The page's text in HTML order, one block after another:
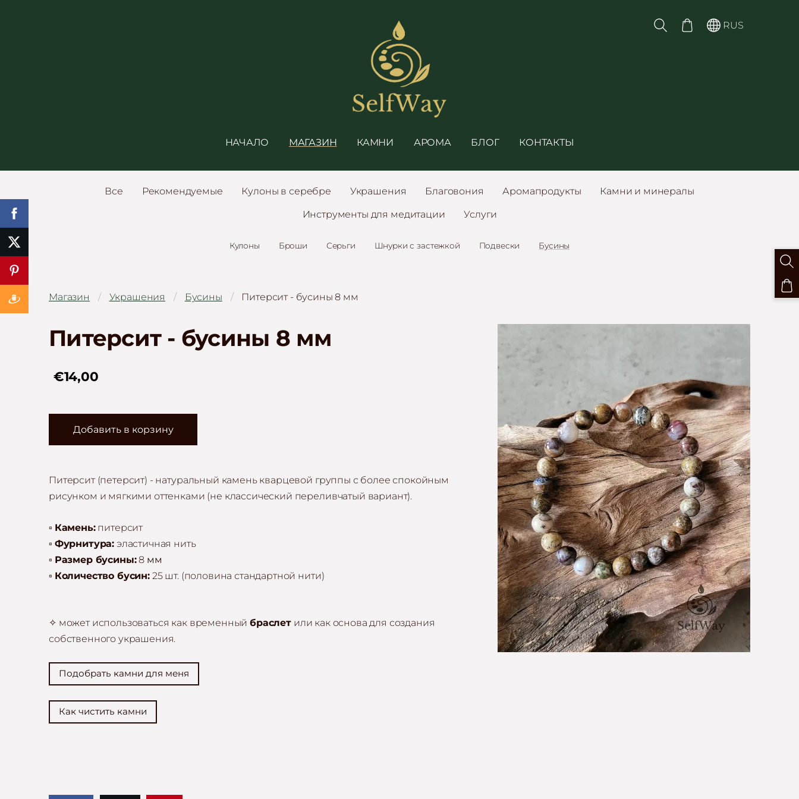
НАЧАЛО МАГАЗИН КАМНИ АРОМА БЛОГ КОНТАКТЫ
RUS
Все Рекомендуемые Кулоны в серебре Украшения Благовония Аромапродукты Камни и минералы
Инструменты для медитации Услуги
Кулоны Броши Серьги Шнурки с застежкой Подвески Бусины
Магазин Украшения Бусины Питерсит - бусины 8 мм
Питерсит - бусины 8 мм
€14,00
Добавить в корзину
Питерсит (петерсит) - натуральный камень кварцевой группы с более спокойным
рисунком и мягкими оттенками (не классический переливчатый вариант).
▫️ Камень:питерсит
▫️ Фурнитура: эластичная нить
▫️ Размер бусины:8 мм
▫️ Количество бусин:25 шт. (половина стандартной нити)
✧ может использоваться как временныйбраслетили как основа для создания
собственного украшения.
Подобрать камни для меня
Как чистить камни